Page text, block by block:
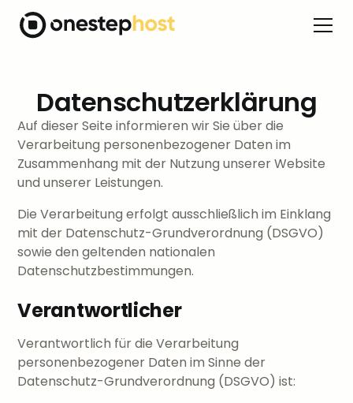
Datenschutzerklärung
Auf dieser Seite informieren wir Sie über die
Verarbeitung personenbezogener Daten im
Zusammenhang mit der Nutzung unserer Website
und unserer Leistungen.
Die Verarbeitung erfolgt ausschließlich im Einklang
mit der Datenschutz-Grundverordnung (DSGVO)
sowie den geltenden nationalen
Datenschutzbestimmungen.
Verantwortlicher
Verantwortlich für die Verarbeitung
personenbezogener Daten im Sinne der
Datenschutz-Grundverordnung (DSGVO) ist: